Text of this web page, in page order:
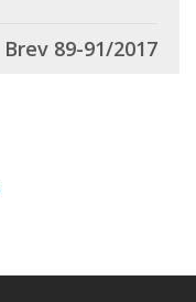
Brev 89-91/2017